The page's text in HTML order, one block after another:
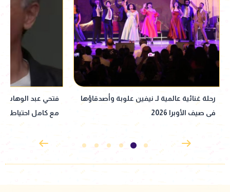
فتحي عبد الوهاب ضيف محمد عبد العاطي في
مع كامل احتياطي يوم الجمعة
حبيبي أنا من
أعماله الغنائية